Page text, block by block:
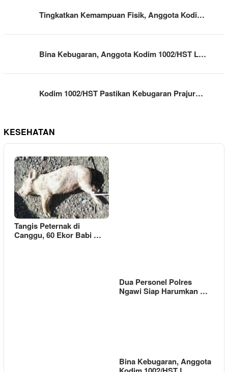
Tingkatkan Kemampuan Fisik, Anggota Kodi…
Bina Kebugaran, Anggota Kodim 1002/HST L…
Kodim 1002/HST Pastikan Kebugaran Prajur…
KESEHATAN
Tangis Peternak di
Canggu, 60 Ekor Babi …
Dua Personel Polres
Ngawi Siap Harumkan …
Bina Kebugaran, Anggota